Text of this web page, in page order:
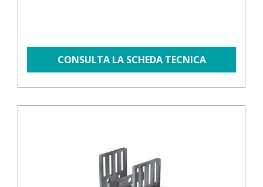
CONSULTA LA SCHEDA TECNICA